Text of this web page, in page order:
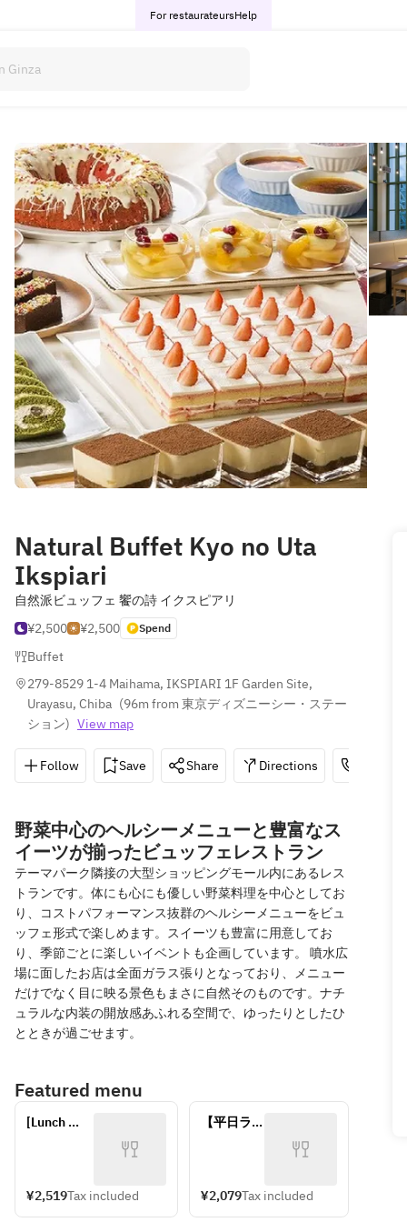
For restaurateursHelp
Natural Buffet Kyo no Uta
Ikspiari
自然派ビュッフェ 饗の詩 イクスピアリ
¥2,500
¥2,500 Spend
Buffet
279-8529 1-4 Maihama, IKSPIARI 1F Garden Site,
Urayasu, Chiba (96m from 東京ディズニーシー・ステー
ション) View map
Follow Save Share Directions
野菜中心のヘルシーメニューと豊富なス
イーツが揃ったビュッフェレストラン
テーマパーク隣接の大型ショッピングモール内にあるレス
トランです。体にも心にも優しい野菜料理を中心としてお
り、コストパフォーマンス抜群のヘルシーメニューをビュ
ッフェ形式で楽しめます。スイーツも豊富に用意してお
り、季節ごとに楽しいイベントも企画しています。 噴水広
場に面したお店は全面ガラス張りとなっており、メニュー
だけでなく目に映る景色もまさに自然そのものです。ナチ
ュラルな内装の開放感あふれる空間で、ゆったりとしたひ
とときが過ごせます。
Featured menu
[Lunch
high
school
¥2,519Tax included
【平日ラン
す。
¥2,079Tax included